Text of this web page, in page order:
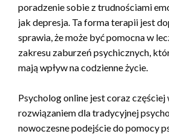
poradzenie sobie z trudnościami
jak depresja. Ta forma terapii jest
sprawia, że może być pomocna w
zakresu zaburzeń psychicznych,
mają wpływ na codzienne życie.
Psycholog online jest coraz
rozwiązaniem dla tradycyjnej
nowoczesne podejście do pomocy